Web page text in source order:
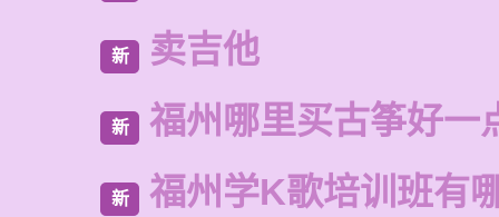
新 卖吉他
新 福州哪里买古筝好一
新 福州学K歌培训班有